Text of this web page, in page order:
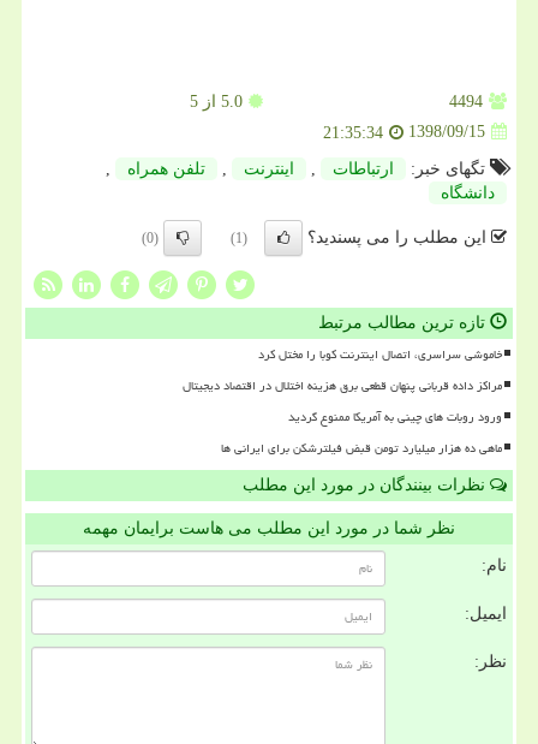
4494
5.0 از 5
1398/09/15
21:35:34
تگهای خبر:
ارتباطات اینترنت تلفن همراه
دانشگاه
این مطلب را می پسندید؟ (1)
(0)
تازه ترین مطالب مرتبط
خاموشی سراسری، اتصال اینترنت کوبا را مختل کرد
مراکز داده قربانی پنهان قطعی برق هزینه اختلال در اقتصاد دیجیتال
ورود روبات های چینی به آمریکا ممنوع گردید
ماهی ده هزار میلیارد تومن قبض فیلترشکن برای ایرانی ها
نظرات بینندگان در مورد این مطلب
نظر شما در مورد این مطلب می هاست برایمان مهمه
نام:
ایمیل:
نظر: